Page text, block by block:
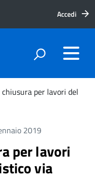
Accedi
per lavori del
2019
per lavori
via